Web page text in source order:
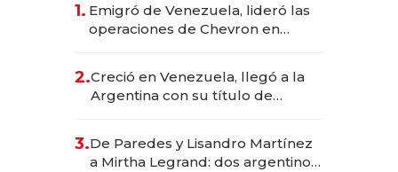
1. Emigró de Venezuela, lideró las
operaciones de Chevron en
2.Creció en Venezuela, llegó a la
Argentina con su título de
las marcas "fast premium"
3.De Paredes y Lisandro Martínez
a Mirtha Legrand: dos argentinos